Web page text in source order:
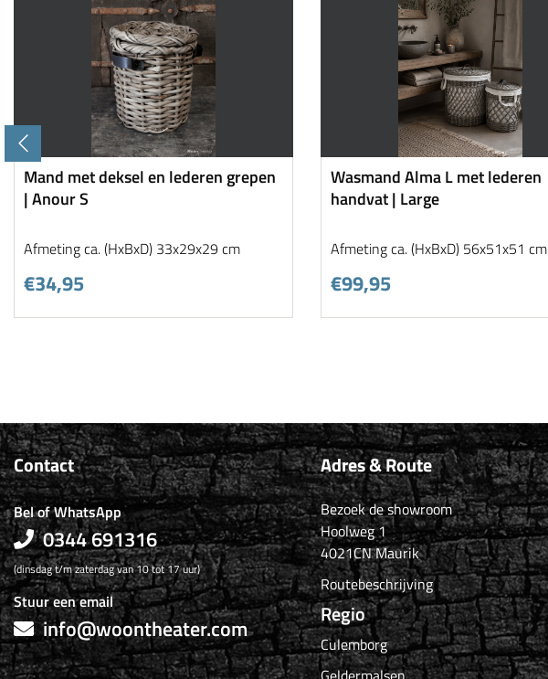
Mand met deksel en lederen grepen
| Anour S
Afmeting ca. (HxBxD) 33x29x29 cm
€34,95
Wasmand Alma L met lederen
handvat | Large
Afmeting ca. (HxBxD) 56x51x51 cm
€99,95
Contact
Bel of WhatsApp
0344 691316
(dinsdag t/m zaterdag van 10 tot 17 uur)
Stuur een email
info@woontheater.com
Adres & Route
Bezoek de showroom
Hoolweg 1
4021CN Maurik
Routebeschrijving
Regio
Culemborg